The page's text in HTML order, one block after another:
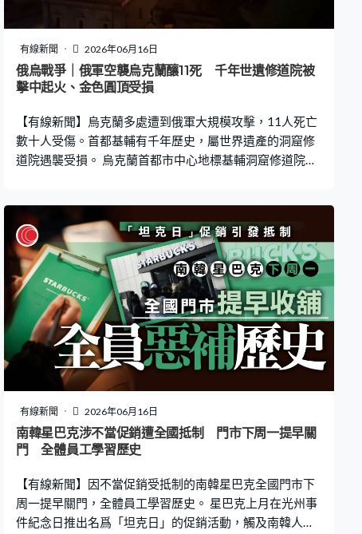
有線新聞 2026年06月16日
俄烏戰爭｜俄軍空襲烏克蘭釀11死 千年世遺修道院被
擊中起火、金色圓頂受損
【有線新聞】烏克蘭多處遭到俄軍大規模攻擊，11人死亡
數十人受傷。首都基輔有千年歷史，屬世界遺產的洞窟修
道院遇襲受損。 烏克蘭首都市中心地標基輔洞窟修道院的
嚴重燒毀，估計起火面積合共有1千平方米。路邊滿布瓦
礫，大教堂內外均受損。修道院工作人員事後清理積水，
內存的宗教文物和聖物已被移走，正評估建築壁畫的受損
情況。 俄軍周一凌晨向烏克蘭多地的國防和工業設施空
襲，烏軍利用防空系統擊落多枚導彈和無人機。烏克蘭總
統澤連斯基到場視察受損情況，譴責俄羅斯破壞歷史文
化。烏克蘭東正教會首席主教批評俄軍犯下反歷史、反基
督教、反人類罪行。 基輔洞窟修道院建於1051年，是最古
老的東正教堂之一，也是基輔的歷史文化象徵。1990年被
聯合國教科文組織列入世界文化遺產名錄。多國都譴責襲
擊修道院，法國形容它的地位等同法國的聖母院。 澤連斯
基之後前往出席七國集團峰會，將跟七國領袖討論結束戰
事，與此同時，歐盟正式啟動烏克蘭入歐首階段談判。
有線新聞 2026年06月16日
南韓星巴克涉不當促銷遭全國抵制 門市下周一提早關
門 全體員工學習歷史
【有線新聞】因不當促銷受抵制的南韓星巴克全國門市下
周一提早關門，全體員工學習歷史。 星巴克上月在光州事
件紀念日推出名爲「坦克日」的促銷活動，觸及南韓人的